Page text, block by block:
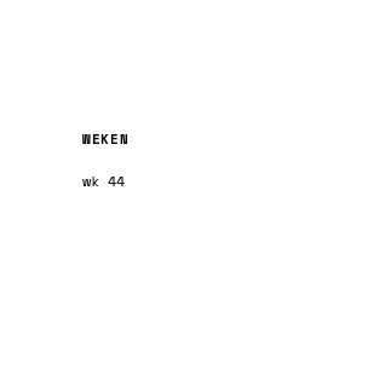
WEKEN
wk 44